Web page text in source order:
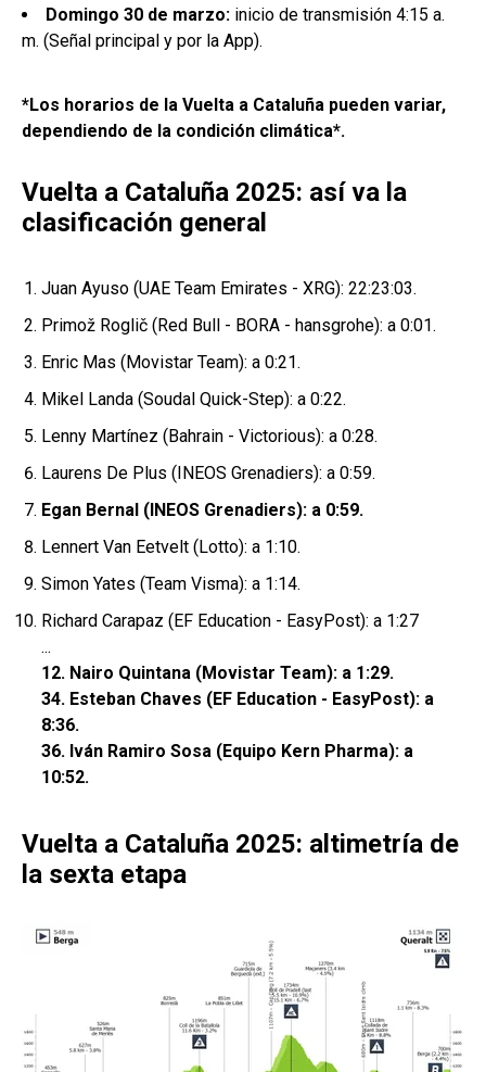
Domingo 30 de marzo: inicio de transmisión 4:15 a.
m. (Señal principal y por la App).
*Los horarios de la Vuelta a Cataluña pueden variar,
dependiendo de la condición climática*.
Vuelta a Cataluña 2025: así va la
clasificación general
Juan Ayuso (UAE Team Emirates - XRG): 22:23:03.
Primož Roglič (Red Bull - BORA - hansgrohe): a 0:01.
Enric Mas (Movistar Team): a 0:21.
Mikel Landa (Soudal Quick-Step): a 0:22.
Lenny Martínez (Bahrain - Victorious): a 0:28.
Laurens De Plus (INEOS Grenadiers): a 0:59.
Egan Bernal (INEOS Grenadiers): a 0:59.
Lennert Van Eetvelt (Lotto): a 1:10.
Simon Yates (Team Visma): a 1:14.
Richard Carapaz (EF Education - EasyPost): a 1:27
...
12. Nairo Quintana (Movistar Team): a 1:29.
34. Esteban Chaves (EF Education - EasyPost): a
8:36.
36. Iván Ramiro Sosa (Equipo Kern Pharma): a
10:52.
Vuelta a Cataluña 2025: altimetría de
la sexta etapa